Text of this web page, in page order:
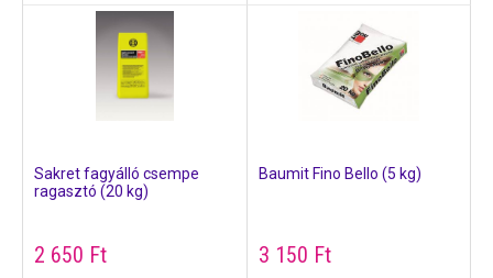
Sakret fagyálló csempe
ragasztó (20 kg)
2 650 Ft
Baumit Fino Bello (5 kg)
3 150 Ft